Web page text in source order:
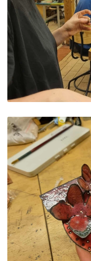
ES PROJEKTAS
apšvietimas
ES projektas
ES PROJEKTAS
ES projektas
ES PROJEKTAS
apšvietimas
ES projektas
edukacinės erdvės.
ES projektas
ES projektas